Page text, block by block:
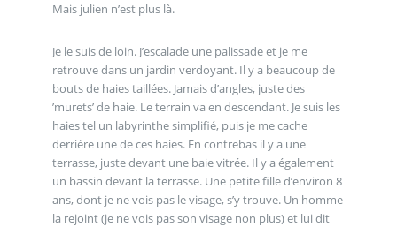
Mais julien n’est plus là.
Je le suis de loin. J’escalade une palissade et je me
retrouve dans un jardin verdoyant. Il y a beaucoup de
bouts de haies taillées. Jamais d’angles, juste des
’murets’ de haie. Le terrain va en descendant. Je suis les
haies tel un labyrinthe simplifié, puis je me cache
derrière une de ces haies. En contrebas il y a une
terrasse, juste devant une baie vitrée. Il y a également
un bassin devant la terrasse. Une petite fille d’environ 8
ans, dont je ne vois pas le visage, s’y trouve. Un homme
la rejoint (je ne vois pas son visage non plus) et lui dit